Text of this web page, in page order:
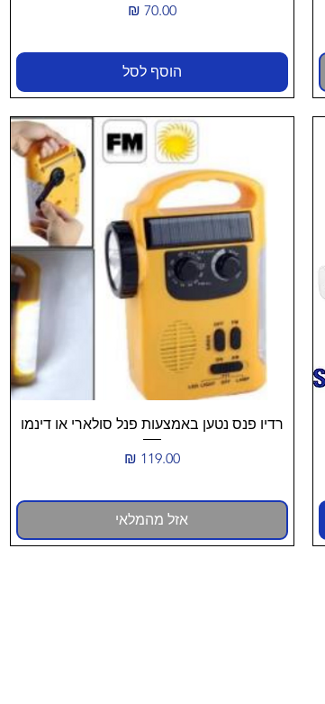
מחיר‏70.00 ‏₪
הוסף לסל
תצוגה מהירה
רדיו פנס נטען באמצעות פנל סולארי או דינמו
מחיר‏119.00 ‏₪
אזל מהמלאי